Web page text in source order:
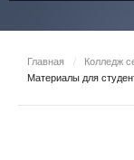
Главная / Колледж
Материалы для